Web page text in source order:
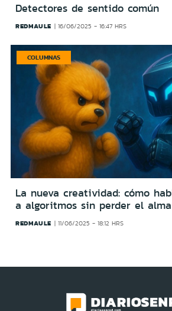
Detectores de sentido común
REDMAULE 16/06/2025 - 16:47 HRS
COLUMNAS
La nueva creatividad: cómo
a algoritmos sin perder el alma
REDMAULE 11/06/2025 - 18:12 HRS